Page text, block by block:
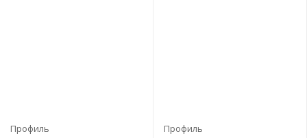
Профиль
Профиль